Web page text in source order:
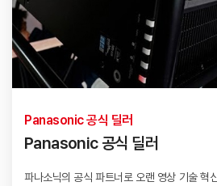
Panasonic 공식 딜러
Panasonic 공식 딜러
파나소닉의 공식 파트너로 오랜 영상 기술 혁